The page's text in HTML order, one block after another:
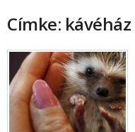
Címke: kávéház